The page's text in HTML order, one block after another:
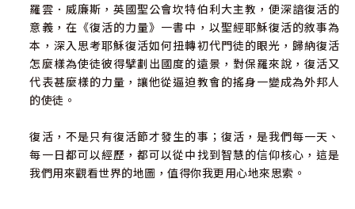
羅雲．威廉斯，英國聖公會坎特伯利大主教，便深諳復活的
意義，在《復活的力量》一書中，以聖經耶穌復活的敘事為
本，深入思考耶穌復活如何扭轉初代門徒的眼光，歸納復活
怎麼樣為使徒彼得擘劃出國度的遠景，對保羅來說，復活又
代表甚麼樣的力量，讓他從逼迫教會的搖身一變成為外邦人
的使徒。
復活，不是只有復活節才發生的事；復活，是我們每一天、
每一日都可以經歷，都可以從中找到智慧的信仰核心，這是
我們用來觀看世界的地圖，值得你我更用心地來思索。